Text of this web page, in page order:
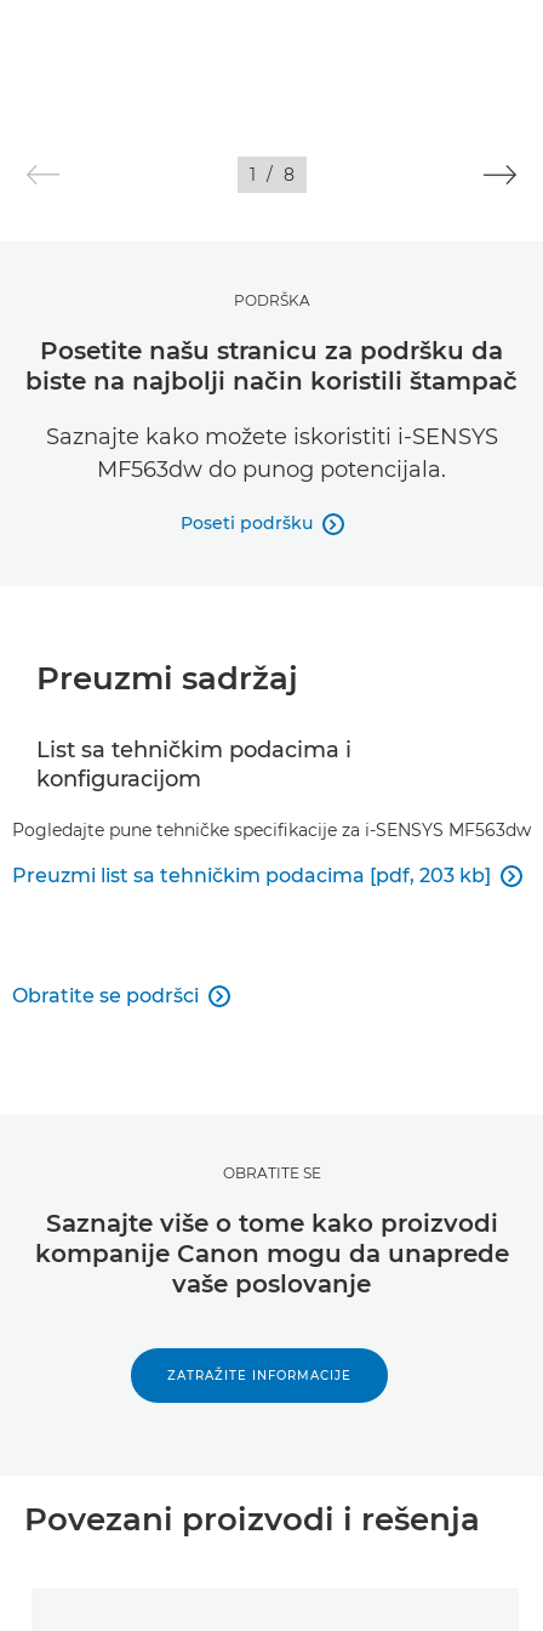
1 / 8
PODRŠKA
Posetite našu stranicu za podršku da
biste na najbolji način koristili štampač
Saznajte kako možete iskoristiti i-SENSYS
MF563dw do punog potencijala.
Poseti podršku 
Preuzmi sadržaj
List sa tehničkim podacima i
konfiguracijom
Pogledajte pune tehničke specifikacije za i-SENSYS MF563dw
Preuzmi list sa tehničkim podacima [pdf, 203 kb] 
Obratite se podršci 
OBRATITE SE
Saznajte više o tome kako proizvodi
kompanije Canon mogu da unaprede
vaše poslovanje
ZATRAŽITE INFORMACIJE
Povezani proizvodi i rešenja